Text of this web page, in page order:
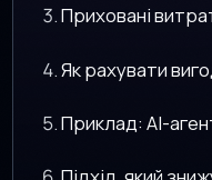
Приховані
Як рахувати
Приклад: AI-